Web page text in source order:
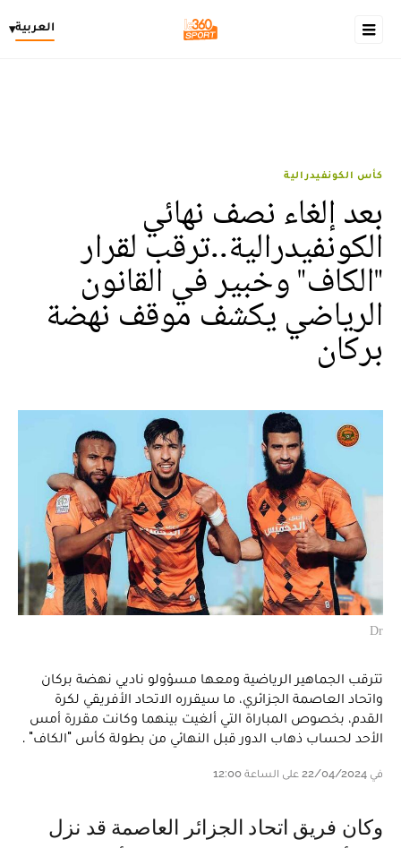
العربية▾
كأس الكونفيدرالية
بعد إلغاء نصف نهائي
الكونفيدرالية..ترقب لقرار
"الكاف" وخبير في القانون
الرياضي يكشف موقف نهضة
بركان
Dr
تترقب الجماهير الرياضية ومعها مسؤولو ناديي نهضة بركان
واتحاد العاصمة الجزائري، ما سيقرره الاتحاد الأفريقي لكرة
القدم، بخصوص المباراة التي ألغيت بينهما وكانت مقررة أمس
الأحد لحساب ذهاب الدور قبل النهائي من بطولة كأس "الكاف" .
في 22/04/2024 على الساعة 12:00
وكان فريق اتحاد الجزائر العاصمة قد نزل